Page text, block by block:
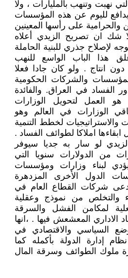
نهبت وتنهب بالمليارات ، ولا
لليوم عن هذه المؤسسات
والحرامية على رأسها المعينين
شك ان تصريح الزيدي أعلاه
لإصلاح جذري للبنية الحاملة
هذا الباب الواسع للنهب
انتاج . ولو كان جادا فعلا
والشركات الحكومية
الفساد في العراق. والفائدة
هو العمل لتحويل الوزارات
الوزارات في العالم وهو
والاستراتيجيات لخطط التنمية
ابقاءها املاكا لطوائف الفساد .
لو سار به جديا سيوفر
من الدولارات سنويا التي
لبناء وزارات ومؤسسات
الدول الأخرى المزدهرة
يدعى شركات القطاع العام في
والتخلص من نموذج وعقلية
لمكامن الفشل والسرقة
الاداري المعشعش فيها . ،انها
السياسي والاقتصادي في
إدارة الدولة بأكمله كما
ملوك الطوائف وسرقة المال